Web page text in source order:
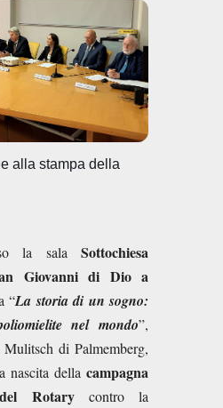
A
p
dI
n
vi
di
alla stampa della
la sala Sottochiesa
Giovanni di Dio a
“La storia di un sogno:
nel mondo”,
di Palmemberg,
nascita della campagna
Rotarycontro la